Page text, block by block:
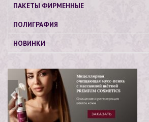
ПАКЕТЫ ФИРМЕННЫЕ
ПОЛИГРАФИЯ
НОВИНКИ